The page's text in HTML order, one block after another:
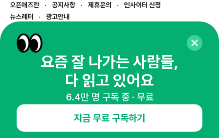
오픈애즈란 공지사항 제휴문의
인사이터 신청
뉴스레터
광고안내
경기도 성남시 분당구 대왕판교로645번길 16
사업자등록번호 : 144-81-27690(
통신판매업신고번호 : 2014-경기성남-1023
호스팅서비스사업자 : 오픈애즈
1800-2198
openads@openads.co.kr
이용약관
요즘 잘 나가는 사람들,
다 읽고 있어요
6.4만 명 구독 중 · 무료
지금 무료 구독하기